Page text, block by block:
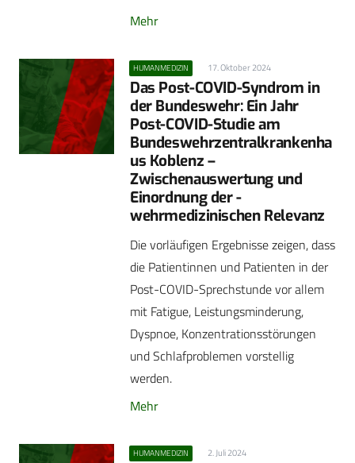
Mehr
HUMANMEDIZIN 17. Oktober 2024
Das Post-COVID-Syndrom in
der Bundeswehr: Ein Jahr
Post-COVID-Studie am
Bundeswehrzentralkrankenha
us ­Koblenz –
Zwischenauswertung und
Einordnung der ­
wehrmedizinischen Relevanz
Die vorläufigen Ergebnisse zeigen, dass
die Patientinnen und Patienten in der
Post-COVID-Sprechstunde vor allem
mit Fatigue, Leistungsminderung,
Dyspnoe, Konzentrationsstörungen
und Schlafproblemen vorstellig
werden.
Mehr
HUMANMEDIZIN 2. Juli 2024